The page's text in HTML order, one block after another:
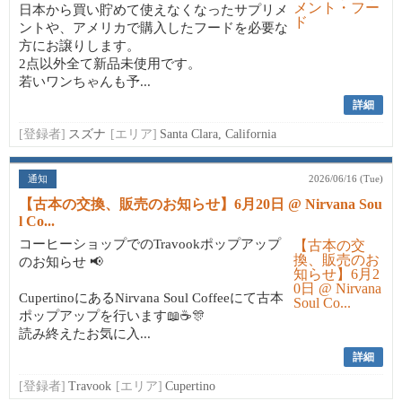
日本から買い貯めて使えなくなったサプリメ
ントや、アメリカで購入したフードを必要な
方にお譲りします。
2点以外全て新品未使用です。
若いワンちゃんも予...
詳細
[登録者] スズナ [エリア] Santa Clara, California
通知 2026/06/16 (Tue)
【古本の交換、販売のお知らせ】6月20日 @ Nirvana Sou
l Co...
コーヒーショップでのTravookポップアップ
のお知らせ 📢
CupertinoにあるNirvana Soul Coffeeにて古本
ポップアップを行います📖☕🎊
読み終えたお気に入...
詳細
[登録者] Travook [エリア] Cupertino